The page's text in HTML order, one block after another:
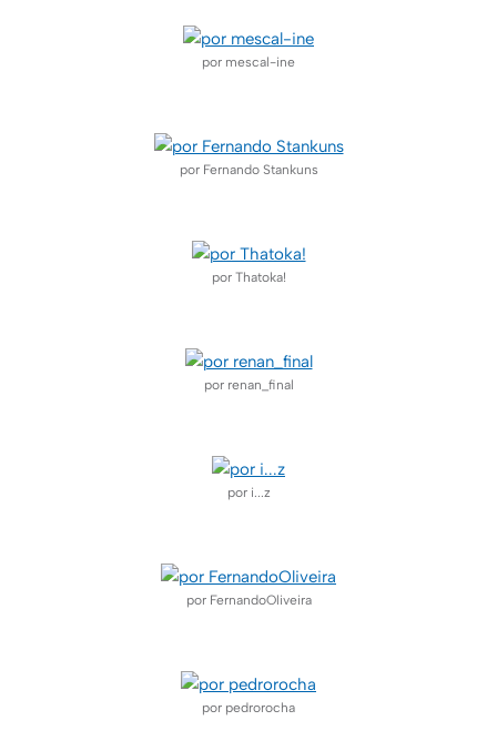
por mescal-ine
por Fernando Stankuns
por Thatoka!
por renan_final
por i...z
por FernandoOliveira
por pedrorocha